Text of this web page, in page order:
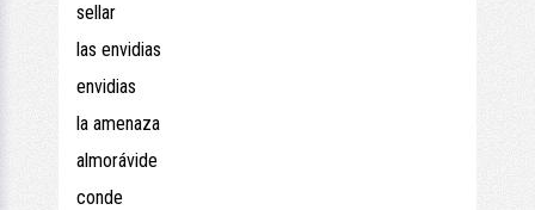
sellar
las envidias
envidias
la amenaza
almorávide
conde